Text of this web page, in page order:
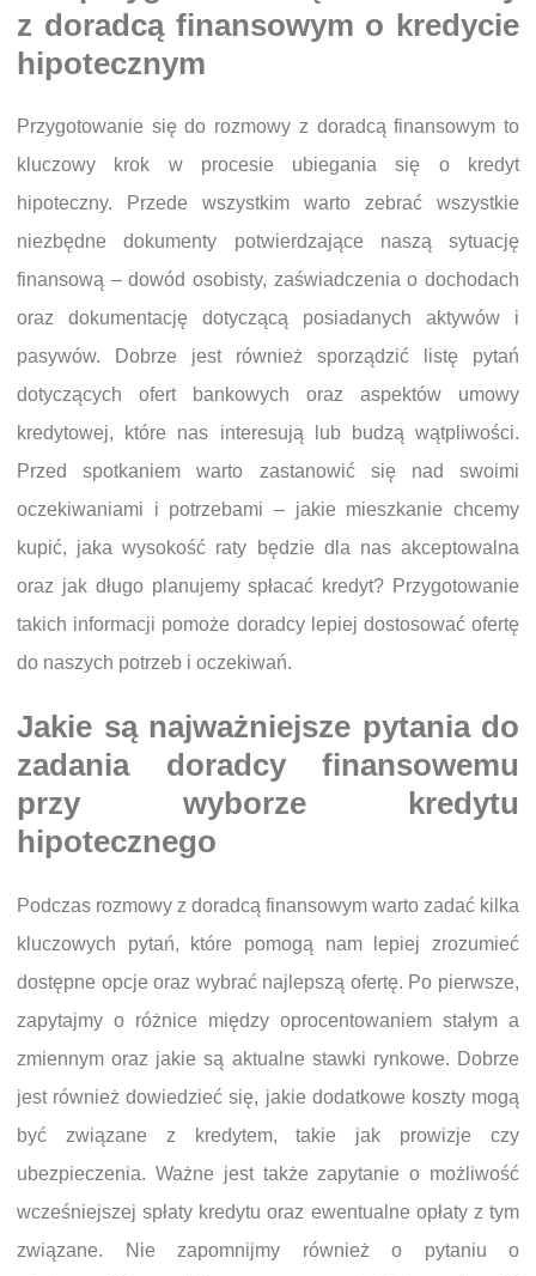
z doradcą finansowym o kredycie
hipotecznym
Przygotowanie się do rozmowy z doradcą finansowym to
kluczowy krok w procesie ubiegania się o kredyt
hipoteczny. Przede wszystkim warto zebrać wszystkie
niezbędne dokumenty potwierdzające naszą sytuację
finansową – dowód osobisty, zaświadczenia o dochodach
oraz dokumentację dotyczącą posiadanych aktywów i
pasywów. Dobrze jest również sporządzić listę pytań
dotyczących ofert bankowych oraz aspektów umowy
kredytowej, które nas interesują lub budzą wątpliwości.
Przed spotkaniem warto zastanowić się nad swoimi
oczekiwaniami i potrzebami – jakie mieszkanie chcemy
kupić, jaka wysokość raty będzie dla nas akceptowalna
oraz jak długo planujemy spłacać kredyt? Przygotowanie
takich informacji pomoże doradcy lepiej dostosować ofertę
do naszych potrzeb i oczekiwań.
Jakie są najważniejsze pytania do
zadania doradcy finansowemu
przy wyborze kredytu
hipotecznego
Podczas rozmowy z doradcą finansowym warto zadać kilka
kluczowych pytań, które pomogą nam lepiej zrozumieć
dostępne opcje oraz wybrać najlepszą ofertę. Po pierwsze,
zapytajmy o różnice między oprocentowaniem stałym a
zmiennym oraz jakie są aktualne stawki rynkowe. Dobrze
jest również dowiedzieć się, jakie dodatkowe koszty mogą
być związane z kredytem, takie jak prowizje czy
ubezpieczenia. Ważne jest także zapytanie o możliwość
wcześniejszej spłaty kredytu oraz ewentualne opłaty z tym
związane. Nie zapomnijmy również o pytaniu o